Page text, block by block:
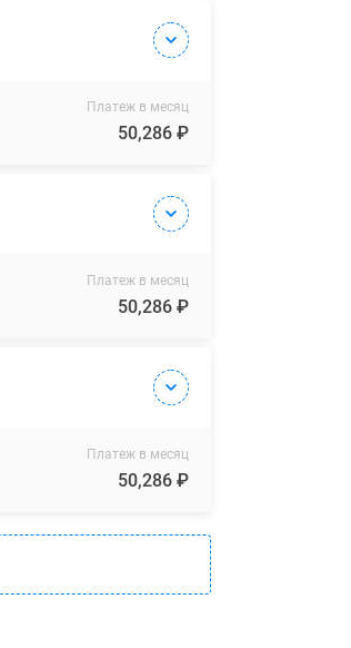
Платеж в месяц
50,286 ₽
Платеж в месяц
50,286 ₽
Платеж в месяц
50,286 ₽